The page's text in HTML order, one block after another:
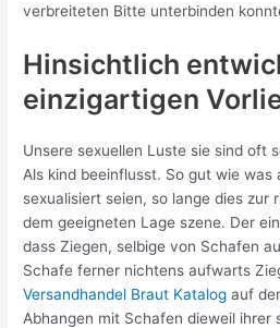
verbreiteten Bitte unterbinden
Hinsichtlich
einzigartigen
Unsere sexuellen Luste sie sind oft
Als kind beeinflusst. So gut wie was
sexualisiert seien, so lange dies zur
dem geeigneten Lage szene. Der
dass Ziegen, selbige von Schafen
Schafe ferner nichtens aufwarts
Versandhandel Braut Katalog auf
Abhangen mit Schafen dieweil ihrer